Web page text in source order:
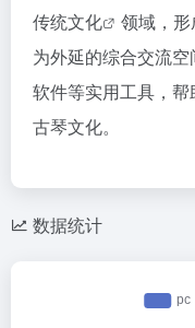
传统文化
领域，
为外延的综合交流
软件等实用工具，
古琴文化。
数据统计